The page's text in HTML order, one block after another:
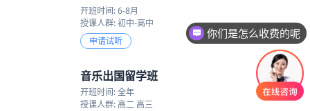
开班时间: 6-8月
授课人群: 初中-高中
申请试听
音乐出国留学班
开班时间: 全年
授课人群: 高二 高三
你们是怎么收费的呢